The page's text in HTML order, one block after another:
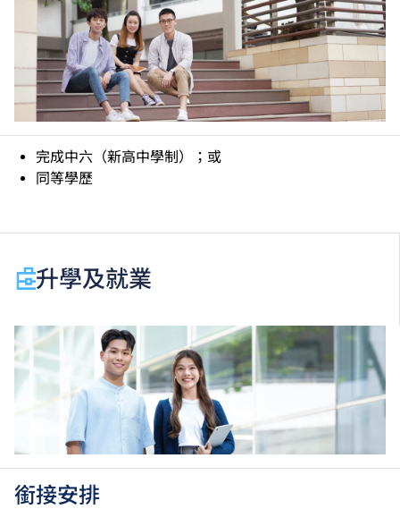
完成中六（新高中學制）；或
同等學歷
升學及就業
銜接安排